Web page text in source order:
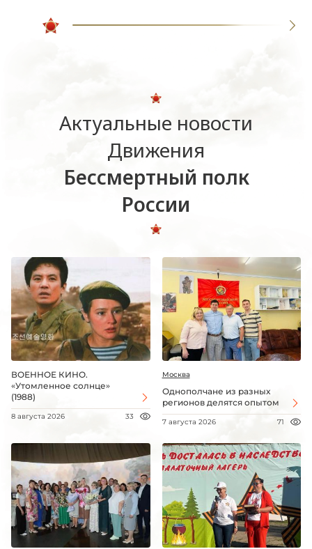
Актуальные новости
Движения
Бессмертный полк
России
ВОЕННОЕ КИНО.
«Утомленное солнце»
(1988)
8 августа 2026 33
Москва
Однополчане из разных
регионов делятся опытом
7 августа 2026 71